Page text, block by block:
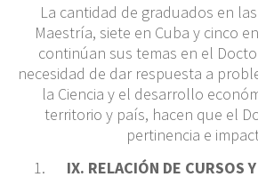
La cantidad de graduados en
Maestría, siete en Cuba y cinco
continúan sus temas en el
necesidad de dar respuesta a
la Ciencia y el desarrollo
territorio y país, hacen que el
pertinencia e
IX. RELACIÓN DE CURSOS